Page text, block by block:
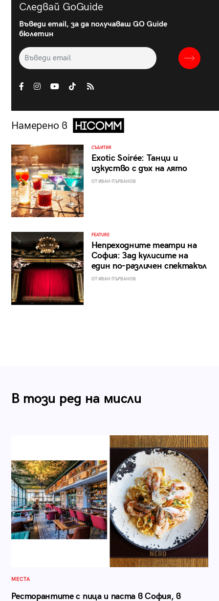
Следвай GoGuide
Въведи email, за да получаваш GO Guide
бюлетин
Намерено в
СЪБИТИЯ
Exotic Soirée: Танци и
изкуство с дъх на лято
ОТ ИВАН ПЪРВАНОВ
FEATURE
Непреходните театри на
София: Зад кулисите на
един по-различен спектакъл
ОТ ИВАН ПЪРВАНОВ
В този ред на мисли
МЕСТА
Ресторантите с пица и паста в София, в